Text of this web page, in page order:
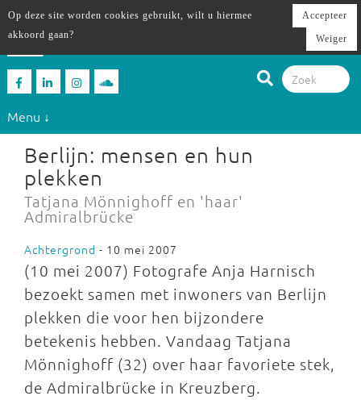
Menu ↓
Berlijn: mensen en hun
plekken
Tatjana Mönnighoff en 'haar'
Admiralbrücke
Achtergrond - 10 mei 2007
(10 mei 2007) Fotografe Anja Harnisch
bezoekt samen met inwoners van Berlijn
plekken die voor hen bijzondere
betekenis hebben. Vandaag Tatjana
Mönnighoff (32) over haar favoriete stek,
de Admiralbrücke in Kreuzberg.
Op deze site worden cookies gebruikt, wilt u hiermee
akkoord gaan?
Accepteer
Weiger